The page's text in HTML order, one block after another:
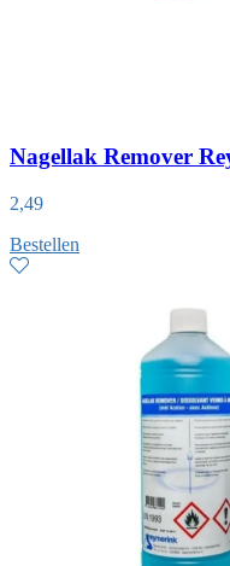
Nagellak Remover
2,49
Bestellen